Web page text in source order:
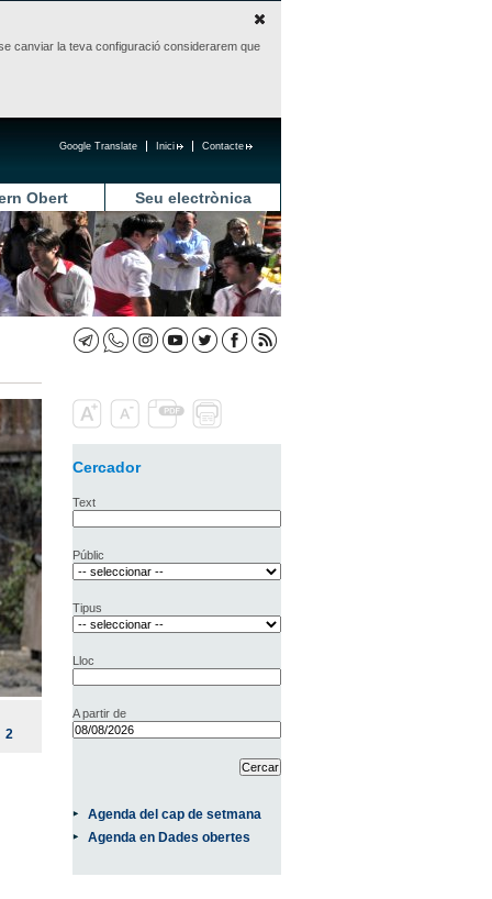
canviar la teva configuració considerarem que
Contacte
Inici
Google Translate
Obert Seu electrònica
2
Cercador
Text
Públic
Tipus
Lloc
A partir de
Agenda del cap de setmana
Agenda en Dades obertes